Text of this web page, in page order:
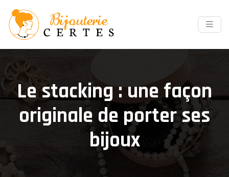
Le stacking : une façon
originale de porter ses
bijoux